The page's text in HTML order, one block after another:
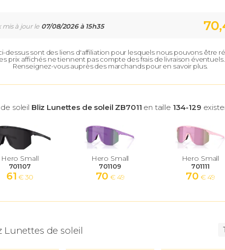
mis à jour le 07/08/2026 à 15h35
dessus sont des liens d'affiliation pour lesquels nous pouvons être
prix affichés ne tiennent pas compte des frais de livraison éventuels.
Renseignez-vous auprès des marchands pour en savoir plus.
soleil Bliz Lunettes de soleil ZB7011 en taille 134-129
Hero Small
701107
61 € 30
Hero Small
701109
70 € 49
Hero Small
701111
70 € 49
Lunettes de soleil